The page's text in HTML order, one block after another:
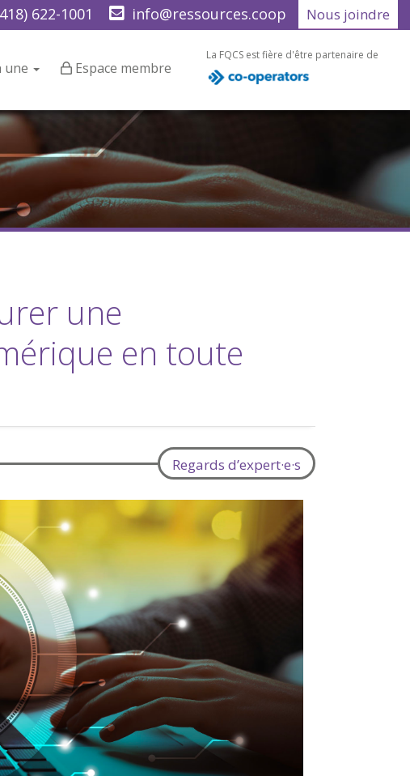
Nous joindre
info@ressources.coop
622-1001
une Espace membre
La FQCS est fière d'être partenaire de
une
en toute
Regards d’expert·e·s